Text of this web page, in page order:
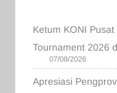
Ketum KONI
Tournament 2026
07/08/2026
Apresiasi